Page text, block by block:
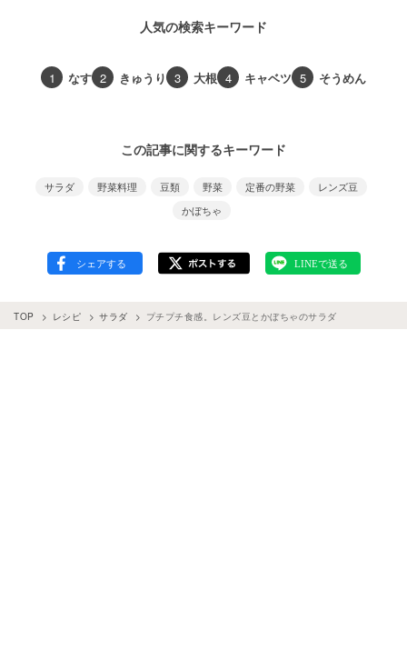
人気の検索キーワード
1 なす 2 きゅうり 3 大根 4 キャベツ 5 そうめん
この記事に関するキーワード
サラダ 野菜料理 豆類 野菜 定番の野菜
レンズ豆
かぼちゃ
TOP レシピ サラダ プチプチ食感。レンズ豆とかぼちゃのサラダ